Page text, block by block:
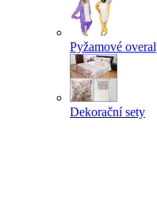
Pyžamové
Dekorační sety